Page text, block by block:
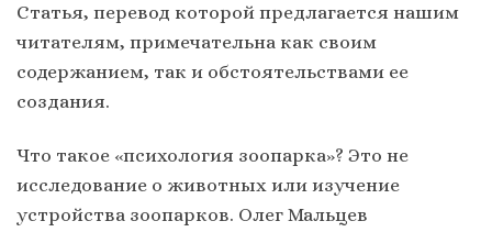
Статья, перевод которой предлагается нашим
читателям, примечательна как своим
содержанием, так и обстоятельствами ее
создания.
Что такое «психология зоопарка»? Это не
исследование о животных или изучение
устройства зоопарков. Олег Мальцев